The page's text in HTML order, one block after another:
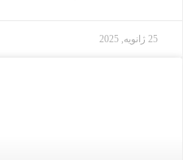
25 ژانویه, 2025